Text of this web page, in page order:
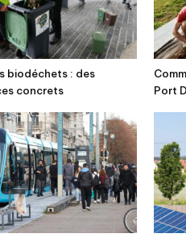
biodéchets : des
concrets
Port